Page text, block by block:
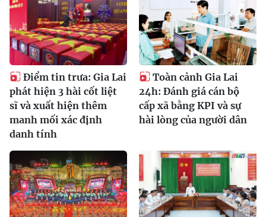
Điểm tin trưa: Gia Lai
phát hiện 3 hài cốt liệt
sĩ và xuất hiện thêm
manh mối xác định
danh tính
Toàn cảnh Gia Lai
24h: Đánh giá cán bộ
cấp xã bằng KPI và sự
hài lòng của người dân